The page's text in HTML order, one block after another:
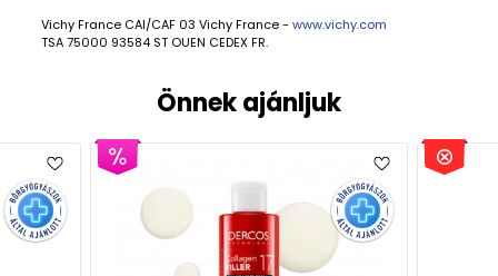
Vichy France CAI/CAF 03 Vichy France - www.vichy.com
TSA 75000 93584 ST OUEN CEDEX FR.
Önnek ajánljuk